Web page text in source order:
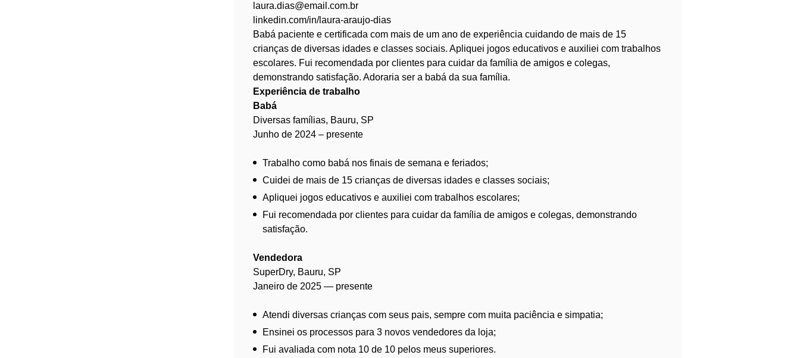
laura.dias@email.com.br
linkedin.com/in/laura-araujo-dias
Babá paciente e certificada com mais de um ano de experiência cuidando de mais de 15
crianças de diversas idades e classes sociais. Apliquei jogos educativos e auxiliei com trabalhos
escolares. Fui recomendada por clientes para cuidar da família de amigos e colegas,
demonstrando satisfação. Adoraria ser a babá da sua família.
Experiência de trabalho
Babá
Diversas famílias, Bauru, SP
Junho de 2024 – presente
Trabalho como babá nos finais de semana e feriados;
Cuidei de mais de 15 crianças de diversas idades e classes sociais;
Apliquei jogos educativos e auxiliei com trabalhos escolares;
Fui recomendada por clientes para cuidar da família de amigos e colegas, demonstrando
satisfação.
Vendedora
SuperDry, Bauru, SP
Janeiro de 2025 — presente
Atendi diversas crianças com seus pais, sempre com muita paciência e simpatia;
Ensinei os processos para 3 novos vendedores da loja;
Fui avaliada com nota 10 de 10 pelos meus superiores.